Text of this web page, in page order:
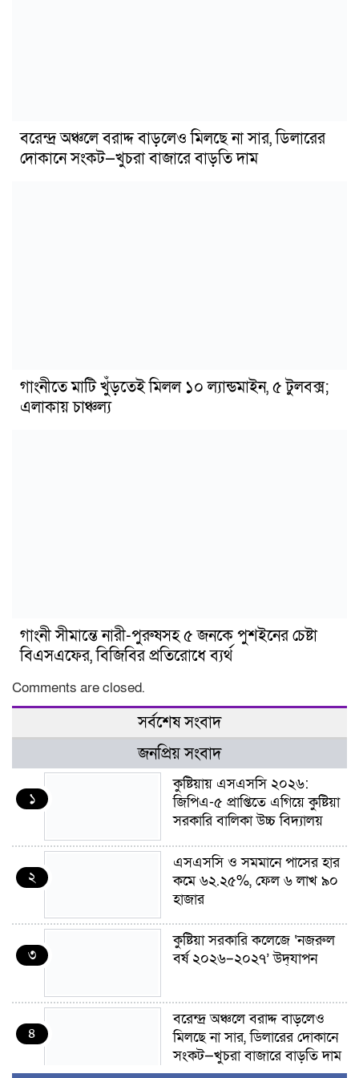
বরেন্দ্র অঞ্চলে বরাদ্দ বাড়লেও মিলছে না সার, ডিলারের
দোকানে সংকট—খুচরা বাজারে বাড়তি দাম
গাংনীতে মাটি খুঁড়তেই মিলল ১০ ল্যান্ডমাইন, ৫ টুলবক্স;
এলাকায় চাঞ্চল্য
গাংনী সীমান্তে নারী-পুরুষসহ ৫ জনকে পুশইনের চেষ্টা
বিএসএফের, বিজিবির প্রতিরোধে ব্যর্থ
Comments are closed.
সর্বশেষ সংবাদ
জনপ্রিয় সংবাদ
১
কুষ্টিয়ায় এসএসসি ২০২৬:
জিপিএ-৫ প্রাপ্তিতে এগিয়ে কুষ্টিয়া
সরকারি বালিকা উচ্চ বিদ্যালয়
২
এসএসসি ও সমমানে পাসের হার
কমে ৬২.২৫%, ফেল ৬ লাখ ৯০
হাজার
৩
কুষ্টিয়া সরকারি কলেজে ‘নজরুল
বর্ষ ২০২৬–২০২৭’ উদ্‌যাপন
৪
বরেন্দ্র অঞ্চলে বরাদ্দ বাড়লেও
মিলছে না সার, ডিলারের দোকানে
সংকট—খুচরা বাজারে বাড়তি দাম